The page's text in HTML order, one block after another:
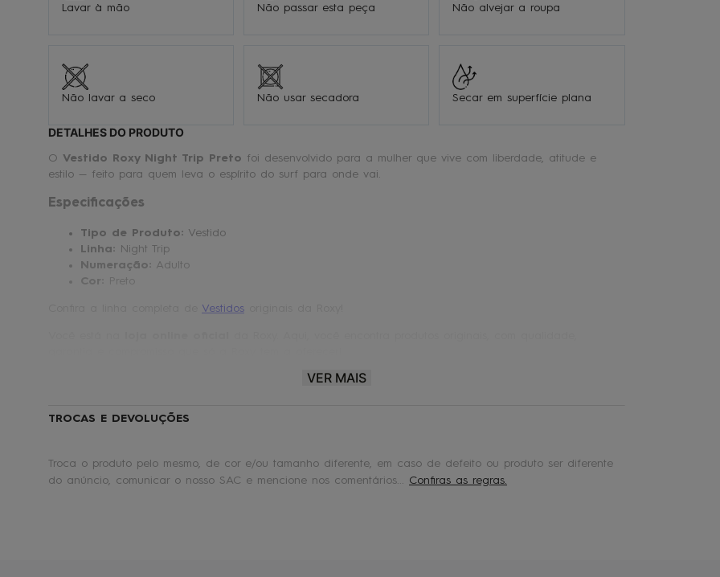
Lavar à mão Não passar esta peça Não alvejar a roupa
Não lavar a seco Não usar secadora Secar em superfície plana
DETALHES DO PRODUTO
O Vestido Roxy Night Trip Preto foi desenvolvido para a mulher que vive com liberdade, atitude e
estilo — feito para quem leva o espírito do surf para onde vai.
Especificações
Tipo de Produto: Vestido
Linha: Night Trip
Numeração: Adulto
Cor:
Preto
Vestidos
VER MAIS
TROCAS E DEVOLUÇÕES
Troca o produto pelo mesmo, de cor e/ou tamanho diferente, em caso de defeito ou produto ser diferente
do anúncio, comunicar o nosso SAC e mencione nos comentários... Confiras as regras.